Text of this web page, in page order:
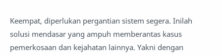
Keempat, diperlukan pergantian sistem segera. Inilah
solusi mendasar yang ampuh memberantas kasus
pemerkosaan dan kejahatan lainnya. Yakni dengan